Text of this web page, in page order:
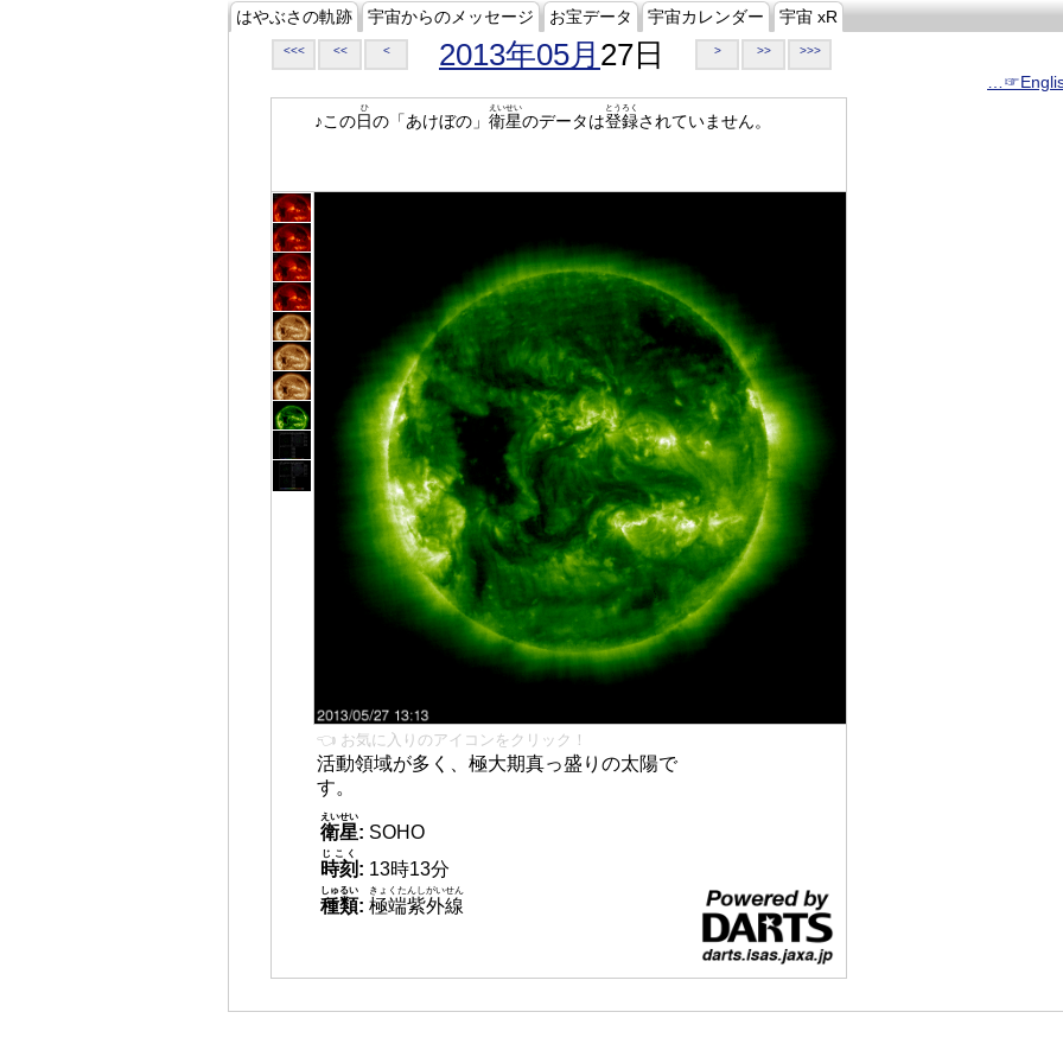
はやぶさの軌跡 宇宙からのメッセージ お宝データ 宇宙カレンダー 宇宙 xR
<<< << < 2013年05月 27日 > >> >>>
♪この日
ひ
の「あけぼの」 衛星
えいせい
のデータは登録
とうろく
されていません。
👈 お気に入りのアイコンをクリック！
活動領域が多く、極大期真っ盛りの太陽で
す。
衛星
えいせい
: SOHO
時刻
じこく
: 13時13分
種類
しゅるい
: 極端紫外線
きょくたんしがいせん